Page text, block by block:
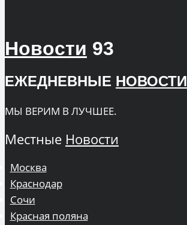
Новости 93
ЕЖЕДНЕВНЫЕ НОВОСТИ
МЫ ВЕРИМ В ЛУЧШЕЕ.
Местные Новости
Москва
Краснодар
Сочи
Красная поляна